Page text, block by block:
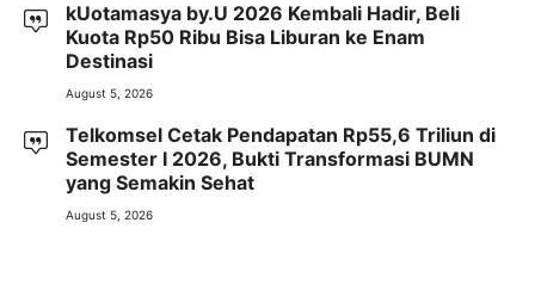
kUotamasya by.U 2026 Kembali Hadir, Beli
Kuota Rp50 Ribu Bisa Liburan ke Enam
Destinasi
August 5, 2026
Telkomsel Cetak Pendapatan Rp55,6 Triliun di
Semester I 2026, Bukti Transformasi BUMN
yang Semakin Sehat
August 5, 2026